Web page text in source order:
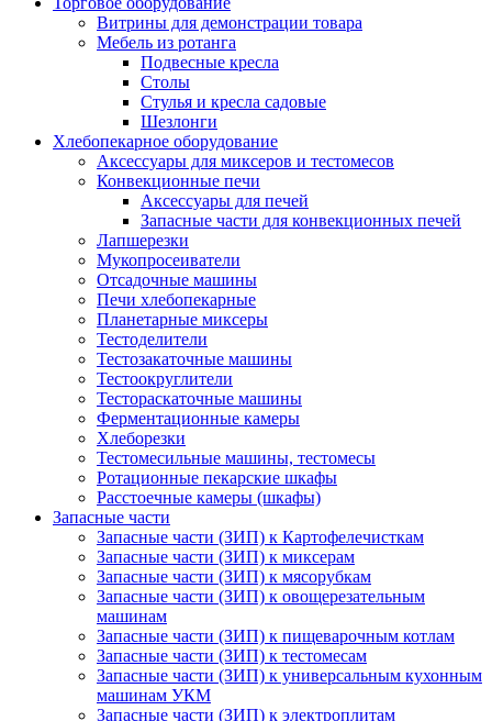
Витрины для демонстрации товара
Мебель из ротанга
Подвесные кресла
Столы
Стулья и кресла садовые
Шезлонги
Хлебопекарное оборудование
Аксессуары для миксеров и тестомесов
Конвекционные печи
Аксессуары для печей
Запасные части для конвекционных печей
Лапшерезки
Мукопросеиватели
Отсадочные машины
Печи хлебопекарные
Планетарные миксеры
Тестоделители
Тестозакаточные машины
Тестоокруглители
Тестораскаточные машины
Ферментационные камеры
Хлеборезки
Тестомесильные машины, тестомесы
Ротационные пекарские шкафы
Расстоечные камеры (шкафы)
Запасные части
Запасные части (ЗИП) к Картофелечисткам
Запасные части (ЗИП) к миксерам
Запасные части (ЗИП) к мясорубкам
Запасные части (ЗИП) к овощерезательным
машинам
Запасные части (ЗИП) к пищеварочным котлам
Запасные части (ЗИП) к тестомесам
Запасные части (ЗИП) к универсальным кухонным
машинам УКМ
Запасные части (ЗИП) к электроплитам